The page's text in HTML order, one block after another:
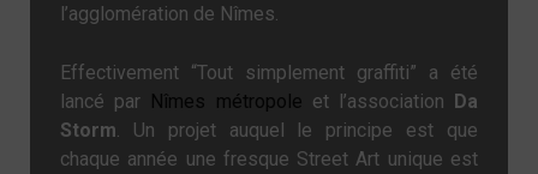
l’agglomération de Nîmes.
Effectivement “Tout simplement graffiti” a été
lancé par Nîmes métropole et l’association Da
Storm. Un projet auquel le principe est que
chaque année une fresque Street Art unique est